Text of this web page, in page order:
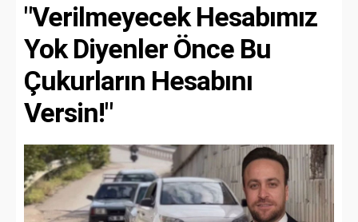
"Verilmeyecek Hesabımız
Yok Diyenler Önce Bu
Çukurların Hesabını
Versin!"